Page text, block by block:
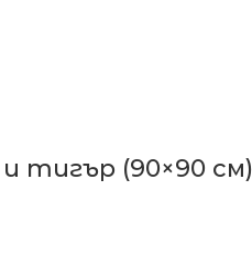
тигър (90×90 см)